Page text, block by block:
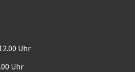
Uhr
Uhr